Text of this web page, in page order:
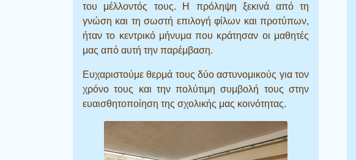
του μέλλοντός τους. Η πρόληψη ξεκινά από τη
γνώση και τη σωστή επιλογή φίλων και προτύπων,
ήταν το κεντρικό μήνυμα που κράτησαν οι μαθητές
μας από αυτή την παρέμβαση.
Ευχαριστούμε θερμά τους δύο αστυνομικούς για τον
χρόνο τους και την πολύτιμη συμβολή τους στην
ευαισθητοποίηση της σχολικής μας κοινότητας.